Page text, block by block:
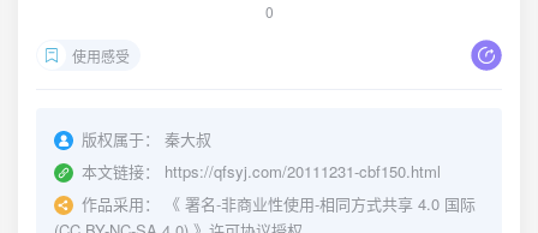
0
使用感受
版权属于：
秦大叔
本文链接：
https://qfsyj.com/20111231-cbf150.html
作品采用：
《 署名-非商业性使用-相同方式共享 4.0 国际